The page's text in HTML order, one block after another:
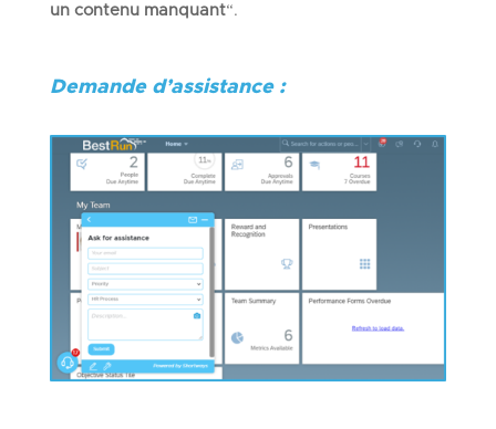
un contenu manquant“.
Demande d’assistance :